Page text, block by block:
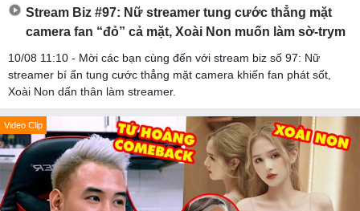
Stream Biz #97: Nữ streamer tung cước thẳng mặt
camera fan “đỏ” cả mặt, Xoài Non muốn làm sờ-trym
10/08 11:10 - Mời các bạn cùng đến với stream biz số 97: Nữ
streamer bí ẩn tung cước thẳng mặt camera khiến fan phát sốt,
Xoài Non dấn thân làm streamer.
Video Clip